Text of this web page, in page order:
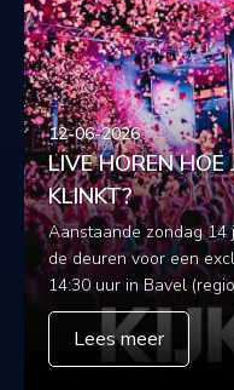
12-06-2026
LIVE HOREN
KLINKT?
Aanstaande zondag 14
de deuren voor een
14:30 uur in Bavel
Lees meer